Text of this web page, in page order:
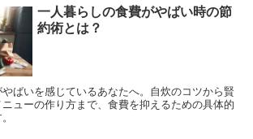
一人暮らしの食費がやばい時の節
約術とは？
ばいを感じているあなたへ。自炊のコツから賢
ューの作り方まで、食費を抑えるための具体的